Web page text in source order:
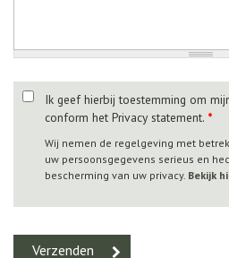
Ik geef hierbij toestemming om
conform het Privacy statement. *
Wij nemen de regelgeving met
uw persoonsgegevens serieus en
bescherming van uw privacy. Bekijk